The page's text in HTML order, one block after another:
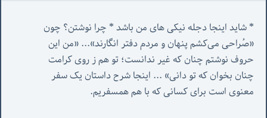
«صُراحی می‌کشم پنهان‌ و مردم‌ دفتر انگارند»... «
چنان بخوان که تو دانی» ...
معنوی است برای کسانی که با هم همسفریم.